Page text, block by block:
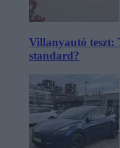
Villanyautó teszt:
standard?